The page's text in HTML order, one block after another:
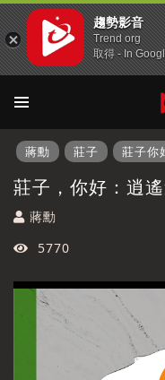
蔣勳 莊子 莊子你
莊子，你好：逍
蔣勳
5770
趨勢影音
Trend org
取得 - In